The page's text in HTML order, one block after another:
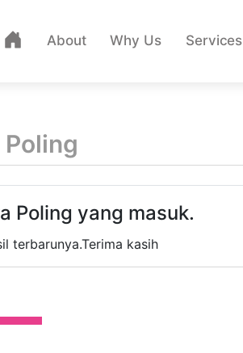
About Why Us Services
Poling yang masuk.
terbarunya.Terima kasih